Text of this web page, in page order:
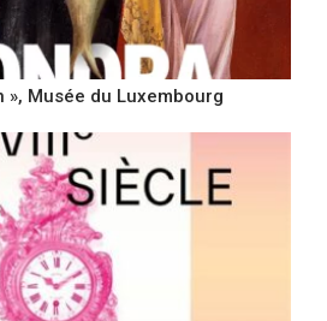
», Musée du Luxembourg